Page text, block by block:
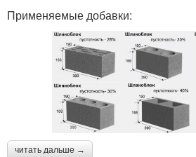
Применяемые добавки:
читать дальше →